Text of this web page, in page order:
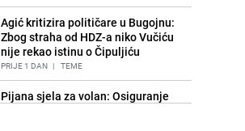
Agić kritizira političare u Bugojnu:
Zbog straha od HDZ-a niko Vučiću
nije rekao istinu o Čipuljiću
PRIJE 1 DAN | TEME
Pijana sjela za volan: Osiguranje